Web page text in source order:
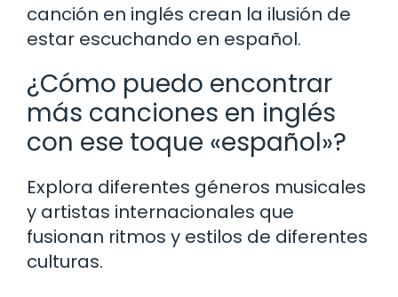
canción en inglés crean la ilusión de
estar escuchando en español.
¿Cómo puedo encontrar
más canciones en inglés
con ese toque «español»?
Explora diferentes géneros musicales
y artistas internacionales que
fusionan ritmos y estilos de diferentes
culturas.